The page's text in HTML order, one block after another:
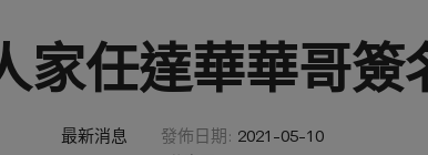
家任達華華哥簽
最新消息 發佈日期: 2021-05-10